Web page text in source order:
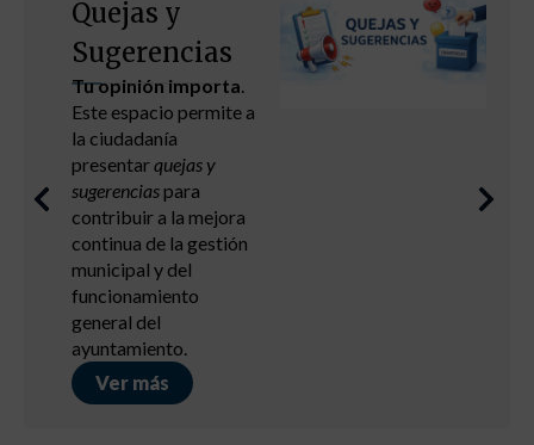
Capacitación
digital
Cursos formativos
Mejora tus
capacidades.
Ver más
Descubre lo que Aranjuez puede ofrecerte
Ayto. Aranjuez – Plz. Constitución s/n, 28300 Aranjuez (Madrid)